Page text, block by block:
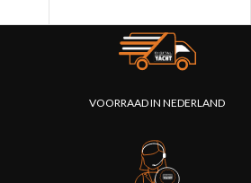
VOORRAAD IN NEDERLAND